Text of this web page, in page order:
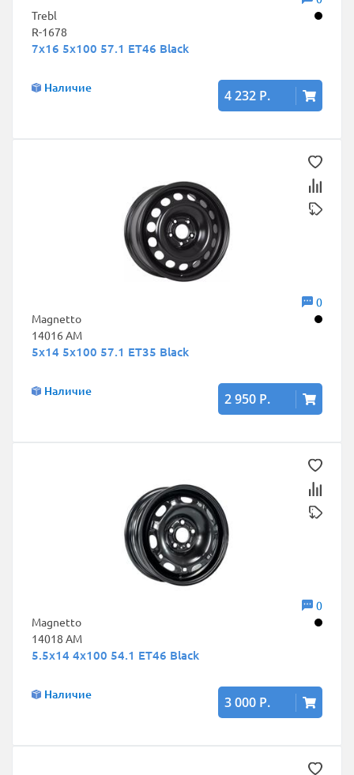
Trebl
R-1678
7x16 5x100 57.1 ET46 Black
Наличие 4 232 Р.
0
Magnetto
14016 AM
5x14 5x100 57.1 ET35 Black
Наличие 2 950 Р.
0
Magnetto
14018 AM
5.5x14 4x100 54.1 ET46 Black
Наличие 3 000 Р.